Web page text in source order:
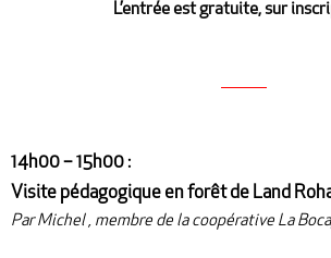
L’entrée est gratuite, sur
14h00 – 15h00 :
Visite pédagogique en forêt de Land
Par Michel , membre de la coopérative La